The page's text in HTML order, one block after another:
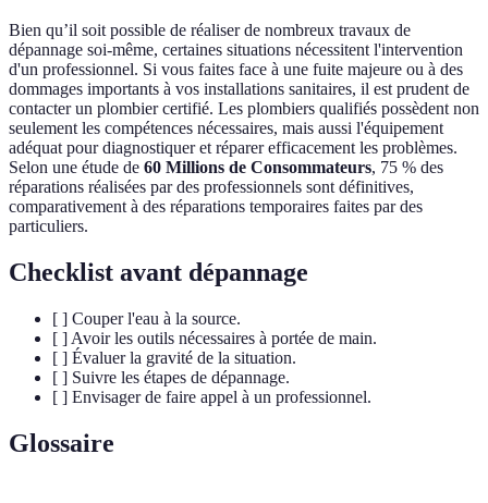
Bien qu’il soit possible de réaliser de nombreux travaux de
dépannage soi-même, certaines situations nécessitent l'intervention
d'un professionnel. Si vous faites face à une fuite majeure ou à des
dommages importants à vos installations sanitaires, il est prudent de
contacter un plombier certifié. Les plombiers qualifiés possèdent non
seulement les compétences nécessaires, mais aussi l'équipement
adéquat pour diagnostiquer et réparer efficacement les problèmes.
Selon une étude de 60 Millions de Consommateurs, 75 % des
réparations réalisées par des professionnels sont définitives,
comparativement à des réparations temporaires faites par des
particuliers.
Checklist avant dépannage
[ ] Couper l'eau à la source.
[ ] Avoir les outils nécessaires à portée de main.
[ ] Évaluer la gravité de la situation.
[ ] Suivre les étapes de dépannage.
[ ] Envisager de faire appel à un professionnel.
Glossaire